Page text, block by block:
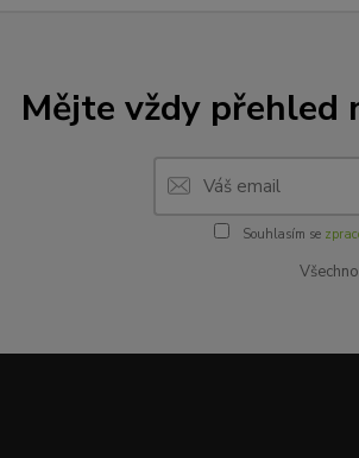
Mějte vždy přehled
Souhlasím se